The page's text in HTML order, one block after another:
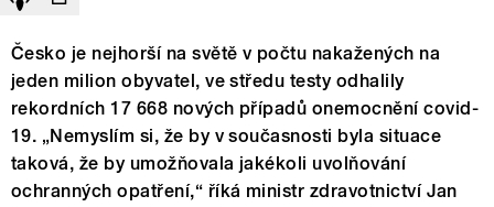
Česko je nejhorší na světě v počtu nakažených na
jeden milion obyvatel, ve středu testy odhalily
rekordních 17 668 nových případů onemocnění covid-
19. „Nemyslím si, že by v současnosti byla situace
taková, že by umožňovala jakékoli uvolňování
ochranných opatření,“ říká ministr zdravotnictví Jan